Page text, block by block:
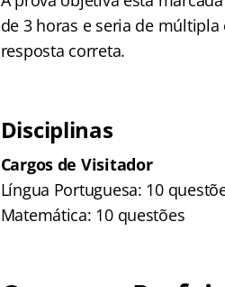
de 3 horas e seria de
resposta correta.
Disciplinas
Cargos de Visitador
Língua Portuguesa: 10
Matemática: 10 questões